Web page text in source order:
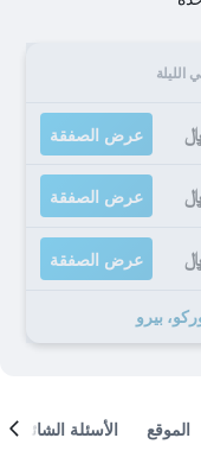
الليلة
عرض الصفقة
عرض الصفقة
عرض الصفقة
الموقع الأسئلة الشائعة